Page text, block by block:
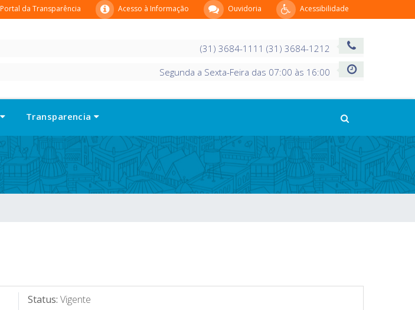
Acessibilidade
Ouvidoria
Acesso à Informação
Portal da Transparência
(31) 3684-1111 (31) 3684-1212
Segunda a Sexta-Feira das 07:00 às 16:00
Transparencia
Status: Vigente